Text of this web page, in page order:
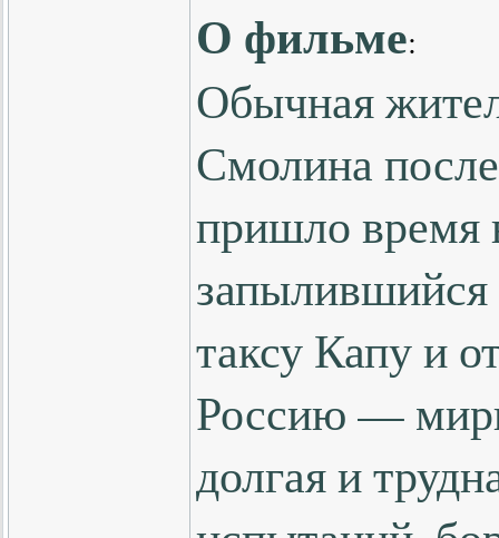
О фильме:
Обычная
Смолина
пришло время
запылившийся
таксу Капу и
Россию —
долгая и